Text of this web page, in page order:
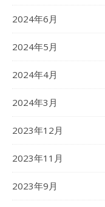
2024年6月
2024年5月
2024年4月
2024年3月
2023年12月
2023年11月
2023年9月